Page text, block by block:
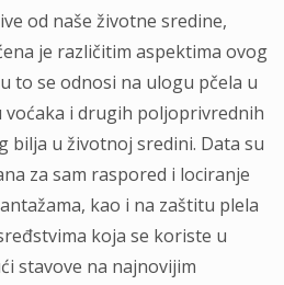
od naše životne sredine,
je različitim aspektima ovog
to se odnosi na ulogu pčela u
i drugih poljoprivrednih
bilja u životnoj sredini. Data su
za sam raspored i lociranje
kao i na zaštitu plela
koja se koriste u
stavove na najnovijim